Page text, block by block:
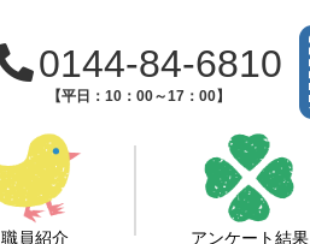
0144-84-6810
【平日：10：00～17：00】
職員紹介 アンケート結果